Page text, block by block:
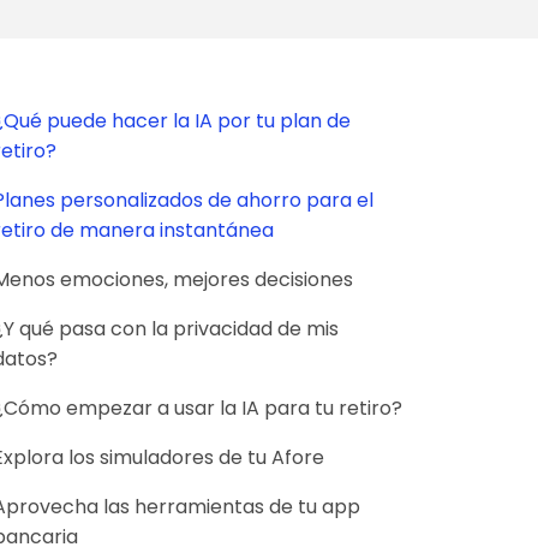
puede hacer la IA por tu plan de
personalizados de ahorro para el
de manera instantánea
emociones, mejores decisiones
qué pasa con la privacidad de mis
empezar a usar la IA para tu retiro?
los simuladores de tu Afore
las herramientas de tu app